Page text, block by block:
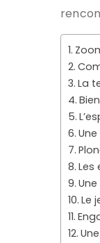
La
Les
Le